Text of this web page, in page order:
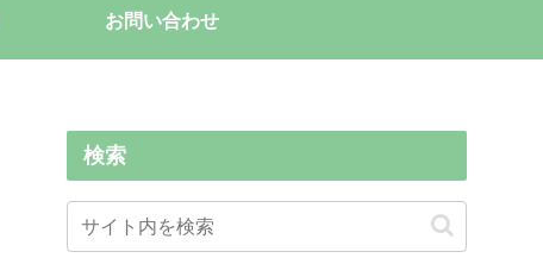
お問い合わせ
検索